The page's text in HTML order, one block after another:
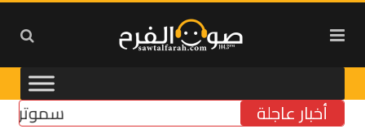
أخبار عاجلة سموتريتش: